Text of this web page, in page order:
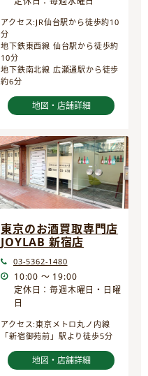
アクセス:JR仙台駅から徒歩約10
分
地下鉄東西線 仙台駅から徒歩約
10分
地下鉄南北線 広瀬通駅から徒歩
約6分
地図・店舗詳細
東京のお酒買取専門店
JOYLAB 新宿店
03-5362-1480
10:00 ～ 19:00
定休日：毎週木曜日・日曜
日
アクセス:東京メトロ丸ノ内線
「新宿御苑前」駅より徒歩5分
地図・店舗詳細